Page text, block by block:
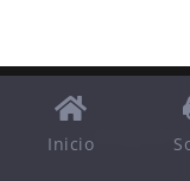
Designed by
Inicio